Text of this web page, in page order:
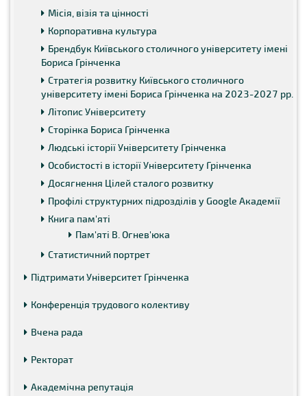
Місія, візія та цінності
Корпоративна культура
Брендбук Київського столичного університету імені
Бориса Грінченка
Стратегія розвитку Київського столичного
університету імені Бориса Грінченка на 2023-2027 рр.
Літопис Університету
Сторінка Бориса Грінченка
Людські історії Університету Грінченка
Особистості в історії Університету Грінченка
Досягнення Цілей сталого розвитку
Профілі структурних підрозділів у Google Академії
Книга пам'яті
Пам'яті В. Огнев'юка
Статистичний портрет
Підтримати Університет Грінченка
Конференція трудового колективу
Вчена рада
Ректорат
Академічна репутація